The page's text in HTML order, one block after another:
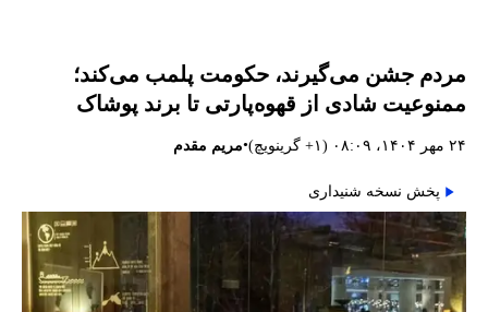
مردم جشن می‌گیرند، حکومت پلمب می‌کند؛
ممنوعیت شادی از قهوه‌پارتی تا برند پوشاک
۲۴ مهر ۱۴۰۴، ۰۸:۰۹ (‎+۱ گرینویچ) •مریم مقدم
پخش نسخه شنیداری